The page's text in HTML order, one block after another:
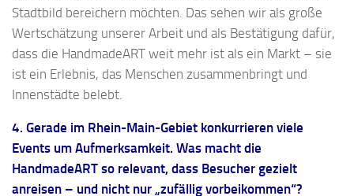
Stadtbild bereichern möchten. Das sehen wir als große
Wertschätzung unserer Arbeit und als Bestätigung dafür,
dass die HandmadeART weit mehr ist als ein Markt – sie
ist ein Erlebnis, das Menschen zusammenbringt und
Innenstädte belebt.
4. Gerade im Rhein-Main-Gebiet konkurrieren viele
Events um Aufmerksamkeit. Was macht die
HandmadeART so relevant, dass Besucher gezielt
anreisen – und nicht nur „zufällig vorbeikommen“?